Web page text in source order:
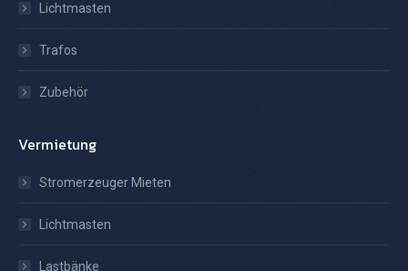
Lichtmasten
Trafos
Zubehör
Vermietung
Stromerzeuger Mieten
Lichtmasten
Lastbänke